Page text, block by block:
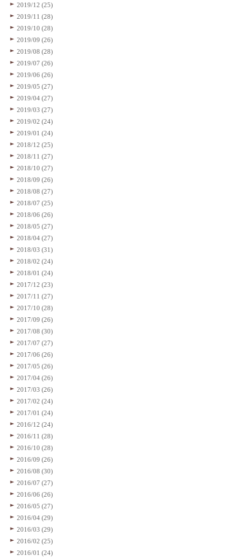
2019/12 (25)
2019/11 (28)
2019/10 (28)
2019/09 (26)
2019/08 (28)
2019/07 (26)
2019/06 (26)
2019/05 (27)
2019/04 (27)
2019/03 (27)
2019/02 (24)
2019/01 (24)
2018/12 (25)
2018/11 (27)
2018/10 (27)
2018/09 (26)
2018/08 (27)
2018/07 (25)
2018/06 (26)
2018/05 (27)
2018/04 (27)
2018/03 (31)
2018/02 (24)
2018/01 (24)
2017/12 (23)
2017/11 (27)
2017/10 (28)
2017/09 (26)
2017/08 (30)
2017/07 (27)
2017/06 (26)
2017/05 (26)
2017/04 (26)
2017/03 (26)
2017/02 (24)
2017/01 (24)
2016/12 (24)
2016/11 (28)
2016/10 (28)
2016/09 (26)
2016/08 (30)
2016/07 (27)
2016/06 (26)
2016/05 (27)
2016/04 (29)
2016/03 (29)
2016/02 (25)
2016/01 (24)